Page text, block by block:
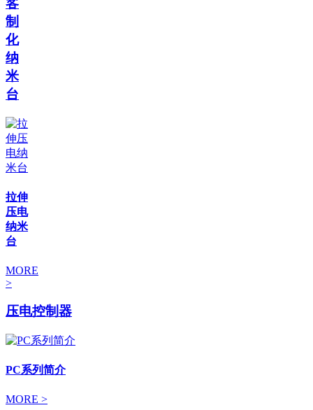
客
制
化
纳
米
台
拉伸
压电
纳米
台
MORE
>
压电控制器
PC系列简介
MORE >